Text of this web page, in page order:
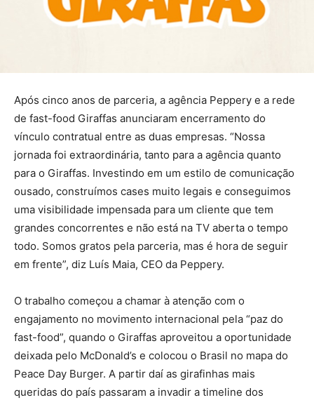
Após cinco anos de parceria, a agência Peppery e a rede
de fast-food Giraffas anunciaram encerramento do
vínculo contratual entre as duas empresas. “Nossa
jornada foi extraordinária, tanto para a agência quanto
para o Giraffas. Investindo em um estilo de comunicação
ousado, construímos cases muito legais e conseguimos
uma visibilidade impensada para um cliente que tem
grandes concorrentes e não está na TV aberta o tempo
todo. Somos gratos pela parceria, mas é hora de seguir
em frente”, diz Luís Maia, CEO da Peppery.
O trabalho começou a chamar à atenção com o
engajamento no movimento internacional pela “paz do
fast-food”, quando o Giraffas aproveitou a oportunidade
deixada pelo McDonald’s e colocou o Brasil no mapa do
Peace Day Burger. A partir daí as girafinhas mais
queridas do país passaram a invadir a timeline dos